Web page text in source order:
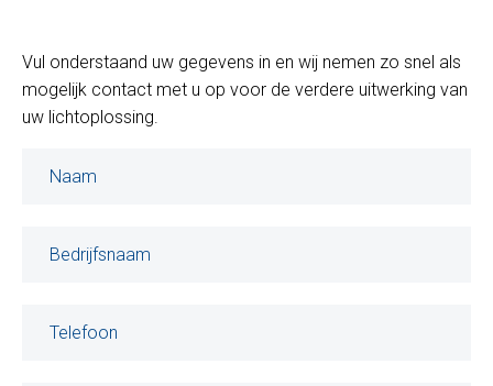
Vul onderstaand uw gegevens in en wij nemen zo snel als
mogelijk contact met u op voor de verdere uitwerking van
uw lichtoplossing.